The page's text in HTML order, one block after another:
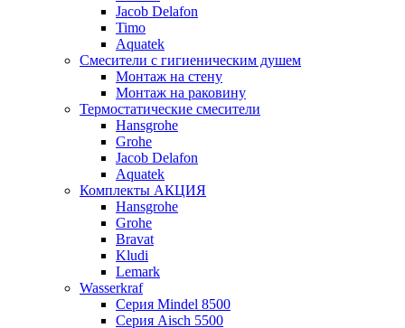
Jacob Delafon
Timo
Aquatek
Смесители с гигиеническим душем
Монтаж на стену
Монтаж на раковину
Термостатические смесители
Hansgrohe
Grohe
Jacob Delafon
Aquatek
Комплекты АКЦИЯ
Hansgrohe
Grohe
Bravat
Kludi
Lemark
Wasserkraf
Серия Mindel 8500
Серия Aisch 5500